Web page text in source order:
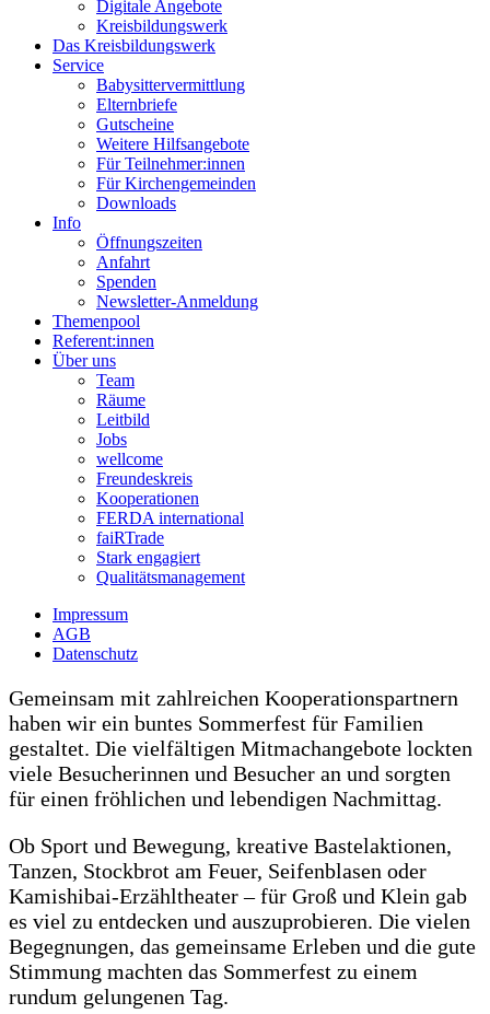
Digitale Angebote
Kreisbildungswerk
Das Kreisbildungswerk
Service
Babysittervermittlung
Elternbriefe
Gutscheine
Weitere Hilfsangebote
Für Teilnehmer:innen
Für Kirchengemeinden
Downloads
Info
Öffnungszeiten
Anfahrt
Spenden
Newsletter-Anmeldung
Themenpool
Referent:innen
Über uns
Team
Räume
Leitbild
Jobs
wellcome
Freundeskreis
Kooperationen
FERDA international
faiRTrade
Stark engagiert
Qualitätsmanagement
Impressum
AGB
Datenschutz
Gemeinsam mit zahlreichen Kooperationspartnern
haben wir ein buntes Sommerfest für Familien
gestaltet. Die vielfältigen Mitmachangebote lockten
viele Besucherinnen und Besucher an und sorgten
für einen fröhlichen und lebendigen Nachmittag.
Ob Sport und Bewegung, kreative Bastelaktionen,
Tanzen, Stockbrot am Feuer, Seifenblasen oder
Kamishibai-Erzähltheater – für Groß und Klein gab
es viel zu entdecken und auszuprobieren. Die vielen
Begegnungen, das gemeinsame Erleben und die gute
Stimmung machten das Sommerfest zu einem
rundum gelungenen Tag.